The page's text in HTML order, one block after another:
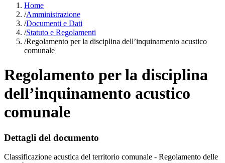
Home
/Amministrazione
/Documenti e Dati
/Statuto e Regolamenti
/Regolamento per la disciplina dell’inquinamento acustico
comunale
Regolamento per la disciplina
dell’inquinamento acustico
comunale
Dettagli del documento
Classificazione acustica del territorio comunale - Regolamento delle